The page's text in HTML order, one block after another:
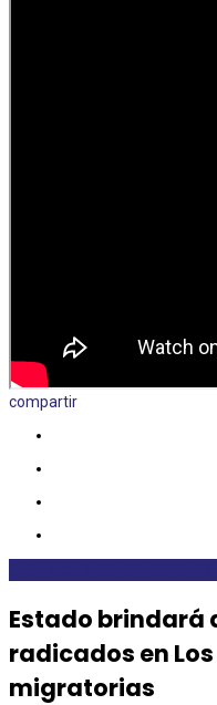
compartir
Estado brindará
radicados en
migratorias